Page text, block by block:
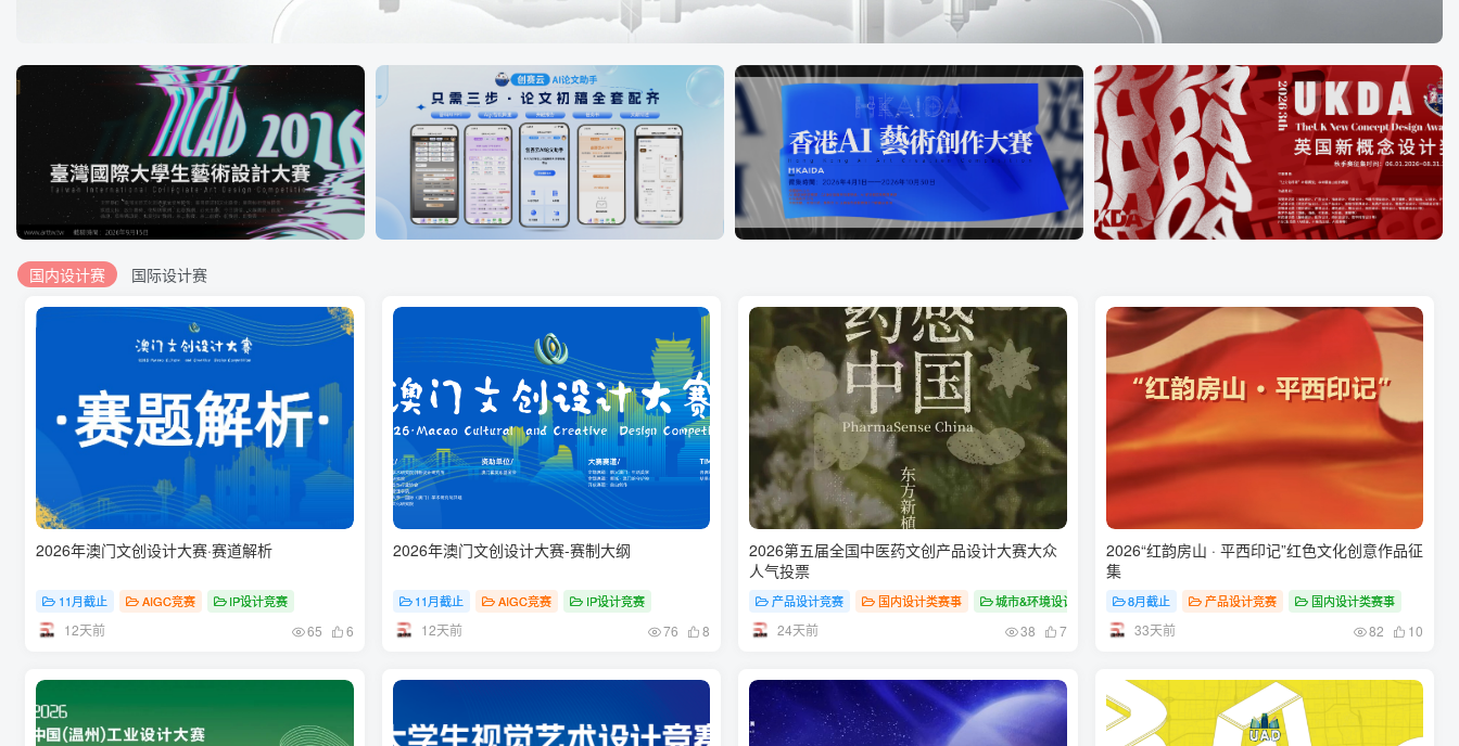
国内设计赛 国际设计赛
2026年澳门文创设计大赛·赛道解析
11月截止 AIGC竞赛 IP设计竞赛
12天前 65 6
2026年澳门文创设计大赛-赛制大纲
11月截止 AIGC竞赛 IP设计竞赛
12天前 76 8
2026第五届全国中医药文创产品设计大赛大众
人气投票
产品设计竞赛 国内设计类赛事 城市&环境设计大赛
24天前 38 7
2026“红韵房山 · 平西印记”红色文化创意作品征
集
8月截止 产品设计竞赛 国内设计类赛事
33天前 82 10